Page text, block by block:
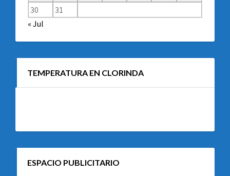
30
31
« Jul
TEMPERATURA EN CLORINDA
ESPACIO PUBLICITARIO